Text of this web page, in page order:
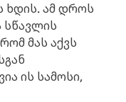
ხდის. ამ დროს
სწავლის
მას აქვს
ის სამოსი,